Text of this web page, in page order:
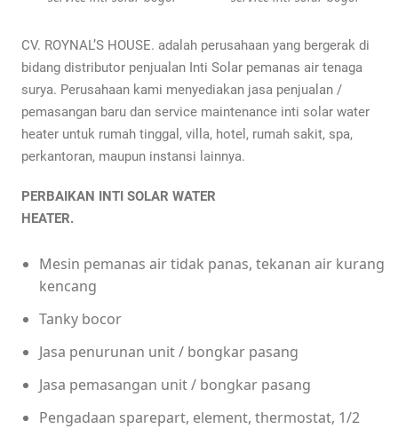
CV. ROYNAL’S HOUSE. adalah perusahaan yang bergerak di
bidang distributor penjualan Inti Solar pemanas air tenaga
surya. Perusahaan kami menyediakan jasa penjualan /
pemasangan baru dan service maintenance inti solar water
heater untuk rumah tinggal, villa, hotel, rumah sakit, spa,
perkantoran, maupun instansi lainnya.
PERBAIKAN INTI SOLAR WATER
HEATER.
Mesin pemanas air tidak panas, tekanan air kurang
kencang
Tanky bocor
Jasa penurunan unit / bongkar pasang
Jasa pemasangan unit / bongkar pasang
Pengadaan sparepart, element, thermostat, 1/2